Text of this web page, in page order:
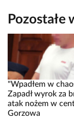
Pozostałe
"Wpadłem w
Zapadł wyrok za
atak nożem w
Gorzowa